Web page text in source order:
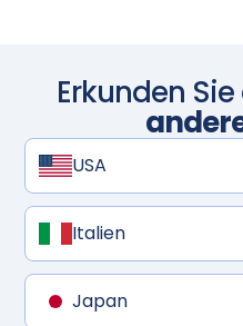
Erkunden
USA
Italien
Japan